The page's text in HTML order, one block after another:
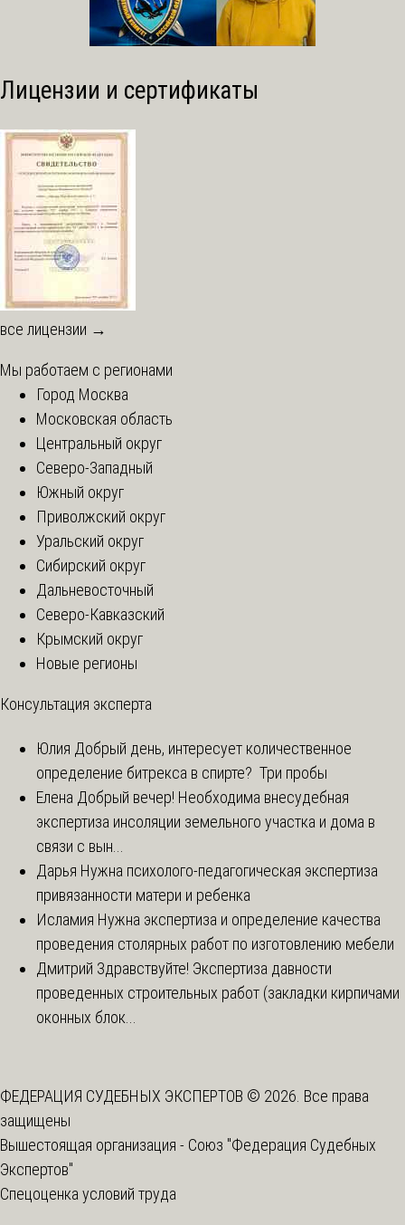
Лицензии и сертификаты
все лицензии →
Мы работаем с регионами
Город Москва
Московская область
Центральный округ
Северо-Западный
Южный округ
Приволжский округ
Уральский округ
Сибирский округ
Дальневосточный
Северо-Кавказский
Крымский округ
Новые регионы
Консультация эксперта
Юлия Добрый день, интересует количественное
определение битрекса в спирте? Три пробы
Елена Добрый вечер! Необходима внесудебная
экспертиза инсоляции земельного участка и дома в
связи с вын...
Дарья Нужна психолого-педагогическая экспертиза
привязанности матери и ребенка
Исламия Нужна экспертиза и определение качества
проведения столярных работ по изготовлению мебели
Дмитрий Здравствуйте! Экспертиза давности
проведенных строительных работ (закладки кирпичами
оконных блок...
ФЕДЕРАЦИЯ СУДЕБНЫХ ЭКСПЕРТОВ © 2026. Все права
защищены
Вышестоящая организация - Союз "Федерация Судебных
Экспертов"
Спецоценка условий труда